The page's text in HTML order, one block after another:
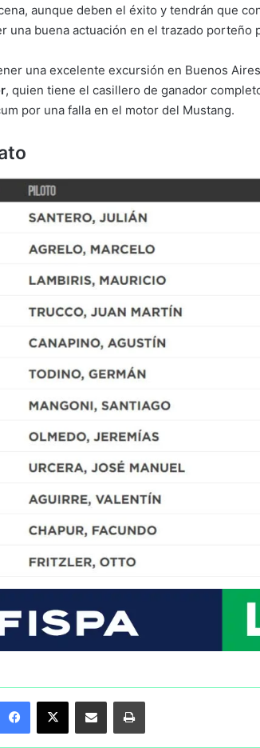
aunque deben el éxito y tendrán que
una buena actuación en el trazado
una excelente excursión en Buenos
, quien tiene el casillero de ganador
por una falla en el motor del Mustang.
Facebook
X Compartir por Email Imprimir